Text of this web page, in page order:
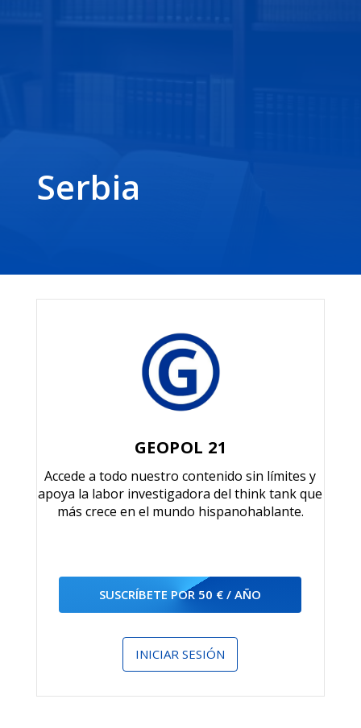
Serbia
GEOPOL 21
Accede a todo nuestro contenido sin límites y
apoya la labor investigadora del think tank que
más crece en el mundo hispanohablante.
SUSCRÍBETE POR 50 € / AÑO
INICIAR SESIÓN